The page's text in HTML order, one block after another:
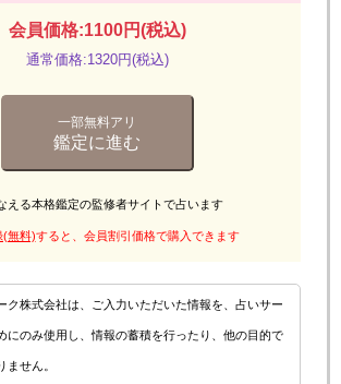
会員価格:1100円(税込)
通常価格:1320円(税込)
一部無料アリ
鑑定に進む
える本格鑑定の監修者サイトで占います
(無料)すると、会員割引価格で購入できます
ク株式会社は、ご入力いただいた情報を、占いサー
にのみ使用し、情報の蓄積を行ったり、他の目的で
ません。